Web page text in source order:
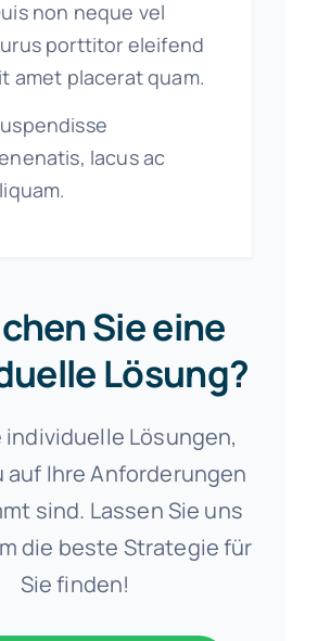
non neque vel
porttitor eleifend
amet placerat quam.
lacus ac
Sie eine
Lösung?
Lösungen,
auf Ihre Anforderungen
sind. Lassen Sie uns
die beste Strategie für
Sie finden!